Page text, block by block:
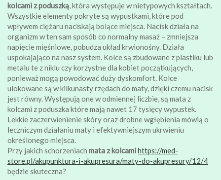
kolcami z poduszką, która występuje w nietypowych kształtach.
Wszystkie elementy pokryte są wypustkami, które pod
wpływem ciężaru naciskają bolące miejsca. Nacisk działa na
organizm w ten sam sposób co normalny masaż – zmniejsza
napięcie mięśniowe, pobudza układ krwionośny. Działa
uspokajająco na nasz system. Kolce są zbudowane z plastiku lub
metalu te z niklu czy korzystne dla kobiet początkujących,
ponieważ mogą powodować duży dyskomfort. Kolce
ulokowane są w kilkunasty rzędach do maty, dzięki czemu nacisk
jest równy. Występują one w odmiennej liczbie, są mata z
kolcami z poduszka które mają nawet 17 tysięcy wypustek.
Lekkie zaczerwienienie skóry oraz drobne wgłębienia mówią o
leczniczym działaniu maty i efektywniejszym ukrwieniu
określonego miejsca.
Przy jakich schorzeniach mata z kolcamihttps://med-
store.pl/akupunktura-i-akupresura/maty-do-akupresury/12/4
będzie skuteczna?